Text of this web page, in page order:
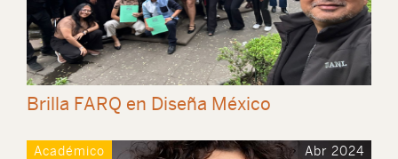
Brilla FARQ en Diseña México
Académico Abr 2024